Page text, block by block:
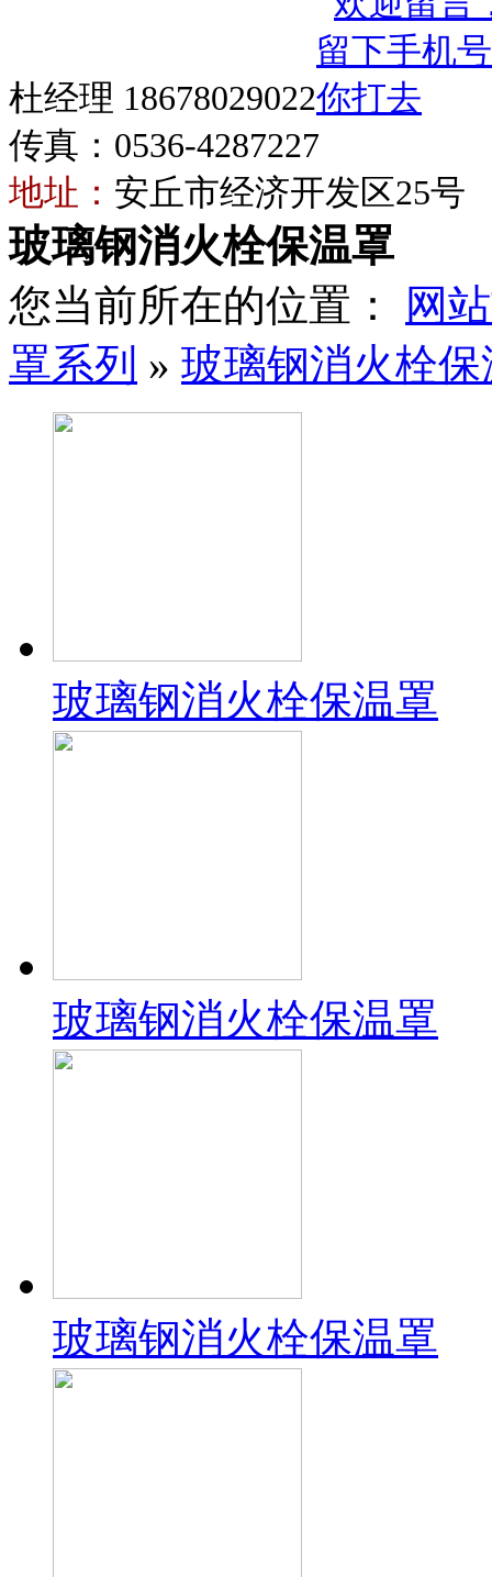
杜经理 18678029022
传真：0536-4287227
地址： 安丘市经济开发区25号
玻璃钢消火栓保温罩
您当前所在的位置：
网
罩系列 » 玻璃钢消火栓保
玻璃钢消火栓保温罩
玻璃钢消火栓保温罩
玻璃钢消火栓保温罩